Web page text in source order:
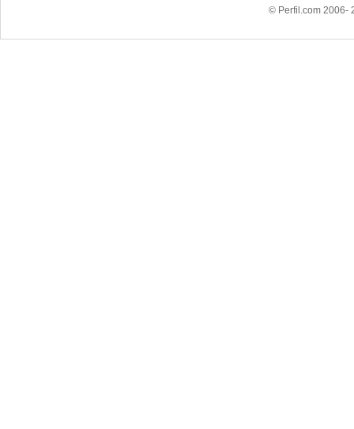
© Perfil.com 2006-